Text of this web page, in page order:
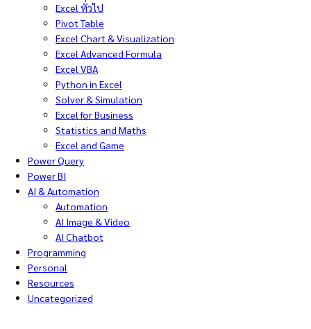
Excel ทั่วไป
Pivot Table
Excel Chart & Visualization
Excel Advanced Formula
Excel VBA
Python in Excel
Solver & Simulation
Excel for Business
Statistics and Maths
Excel and Game
Power Query
Power BI
AI & Automation
Automation
AI Image & Video
AI Chatbot
Programming
Personal
Resources
Uncategorized